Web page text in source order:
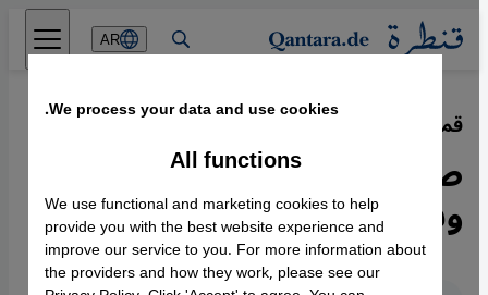
Direkt zum Inhalt springen
AR
قمع عابر للحدود العربية·
09.09.2023
صداقات الأنظمة السلطوية
وبال على ناشطي السياسة
We process your data and use cookies.
All functions
We use functional and marketing cookies to help
provide you with the best website experience and
improve our service to you. For more information about
the providers and how they work, please see our